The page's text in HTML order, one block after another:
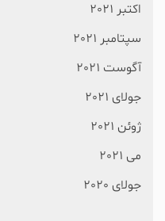
اکتبر 2021
سپتامبر 2021
آگوست 2021
جولای 2021
ژوئن 2021
می 2021
جولای 2020